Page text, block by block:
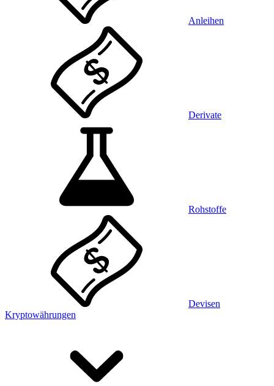
Anleihen
Derivate
Rohstoffe
Devisen
Kryptowährungen